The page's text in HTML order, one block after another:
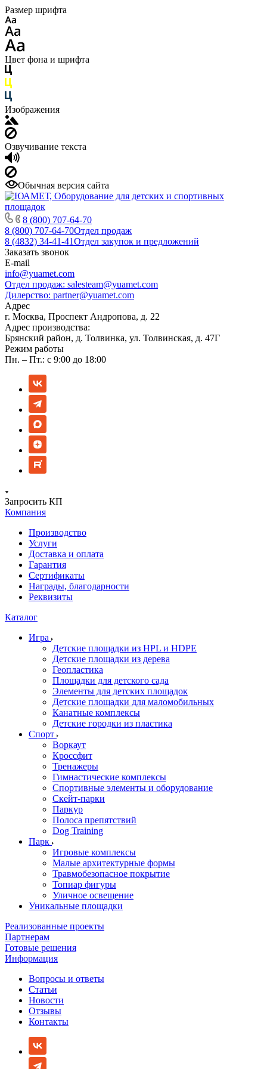
Размер шрифта
Цвет фона и шрифта
Изображения
Озвучивание текста
Обычная версия сайта
8 (800) 707-64-70
8 (800) 707-64-70Отдел продаж
8 (4832) 34-41-41Отдел закупок и предложений
Заказать звонок
E-mail
info@yuamet.com
Отдел продаж: salesteam@yuamet.com
Дилерство: partner@yuamet.com
Адрес
г. Москва, Проспект Андропова, д. 22
Адрес производства:
Брянский район, д. Толвинка, ул. Толвинская, д. 47Г
Режим работы
Пн. – Пт.: с 9:00 до 18:00
Запросить КП
Компания
Производство
Услуги
Доставка и оплата
Гарантия
Сертификаты
Награды, благодарности
Реквизиты
Каталог
Игра
Детские площадки из HPL и HDPE
Детские площадки из дерева
Геопластика
Площадки для детского сада
Элементы для детских площадок
Детские площадки для маломобильных
Канатные комплексы
Детские городки из пластика
Спорт
Воркаут
Кроссфит
Тренажеры
Гимнастические комплексы
Спортивные элементы и оборудование
Скейт-парки
Паркур
Полоса препятствий
Dog Training
Парк
Игровые комплексы
Малые архитектурные формы
Травмобезопасное покрытие
Топиар фигуры
Уличное освещение
Уникальные площадки
Реализованные проекты
Партнерам
Готовые решения
Информация
Вопросы и ответы
Статьи
Новости
Отзывы
Контакты